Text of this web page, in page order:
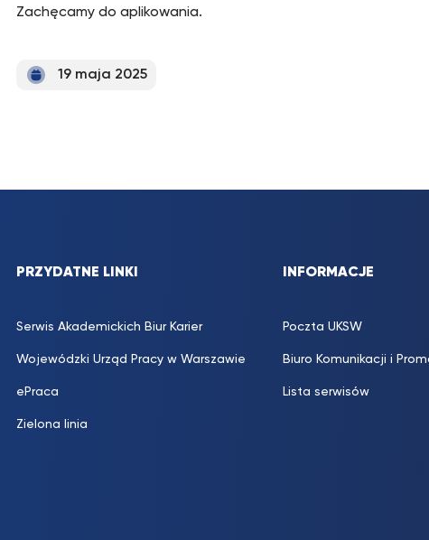
Zachęcamy do aplikowania.
19 maja 2025
PRZYDATNE LINKI
Serwis Akademickich Biur Karier
Wojewódzki Urząd Pracy w Warszawie
ePraca
Zielona linia
INFORMACJE
Poczta UKSW
Biuro Komunikacji i
Lista serwisów